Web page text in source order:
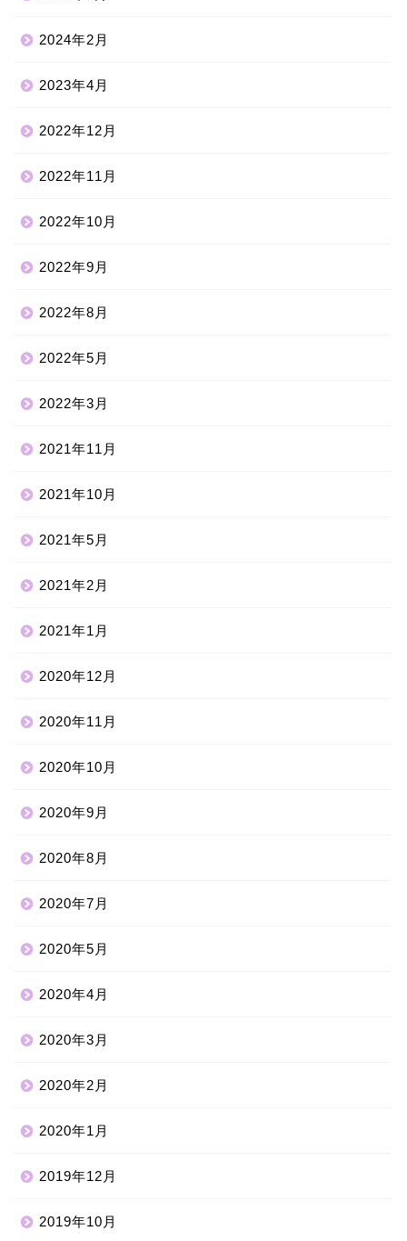
2024年2月
2023年4月
2022年12月
2022年11月
2022年10月
2022年9月
2022年8月
2022年5月
2022年3月
2021年11月
2021年10月
2021年5月
2021年2月
2021年1月
2020年12月
2020年11月
2020年10月
2020年9月
2020年8月
2020年7月
2020年5月
2020年4月
2020年3月
2020年2月
2020年1月
2019年12月
2019年10月